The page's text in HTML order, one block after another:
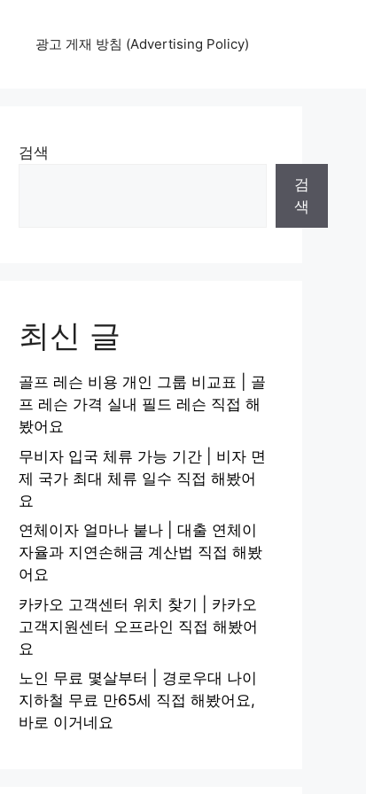
광고 게재 방침 (Advertising Policy)
검색
검
색
최신 글
골프 레슨 비용 개인 그룹 비교표 | 골
프 레슨 가격 실내 필드 레슨 직접 해
봤어요
무비자 입국 체류 가능 기간 | 비자 면
제 국가 최대 체류 일수 직접 해봤어
요
연체이자 얼마나 붙나 | 대출 연체이
자율과 지연손해금 계산법 직접 해봤
어요
카카오 고객센터 위치 찾기 | 카카오
고객지원센터 오프라인 직접 해봤어
요
노인 무료 몇살부터 | 경로우대 나이
지하철 무료 만65세 직접 해봤어요,
바로 이거네요